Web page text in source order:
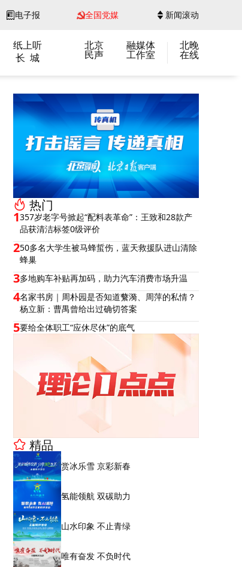
电子报 全国党媒 新闻滚动
纸上听
长 城
北京
民声
融媒体
工作室
北晚
在线
热门
1357岁老字号掀起“配料表革命”：王致和28款产
品获清洁标签0级评价
250多名大学生被马蜂蜇伤，蓝天救援队进山清除
蜂巢
3多地购车补贴再加码，助力汽车消费市场升温
4名家书房｜周朴园是否知道蘩漪、周萍的私情？
杨立新：曹禺曾给出过确切答案
5要给全体职工“应休尽休”的底气
精品
赏冰乐雪 京彩新春
氢能领航 双碳助力
山水印象 不止青绿
唯有奋发 不负时代